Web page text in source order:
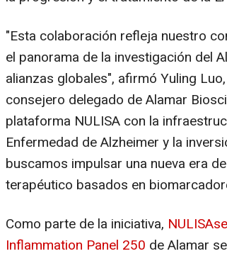
"Esta colaboración refleja nuestro
el panorama de la investigación del
alianzas globales", afirmó Yuling Luo
consejero delegado de Alamar
plataforma NULISA con la
Enfermedad de Alzheimer y la
buscamos impulsar una nueva era
terapéutico basados en
Como parte de la iniciativa,
Inflammation Panel 250 de Alamar